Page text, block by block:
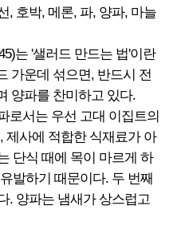
, 호박, 메론, 파, 양파, 마늘
는 '샐러드 만드는 법'이란
가운데 섞으면, 반드시 전
양파를 찬미하고 있다.
로서는 우선 고대 이집트의
제사에 적합한 식재료가 아
단식 때에 목이 마르게 하
발하기 때문이다. 두 번째
. 양파는 냄새가 상스럽고